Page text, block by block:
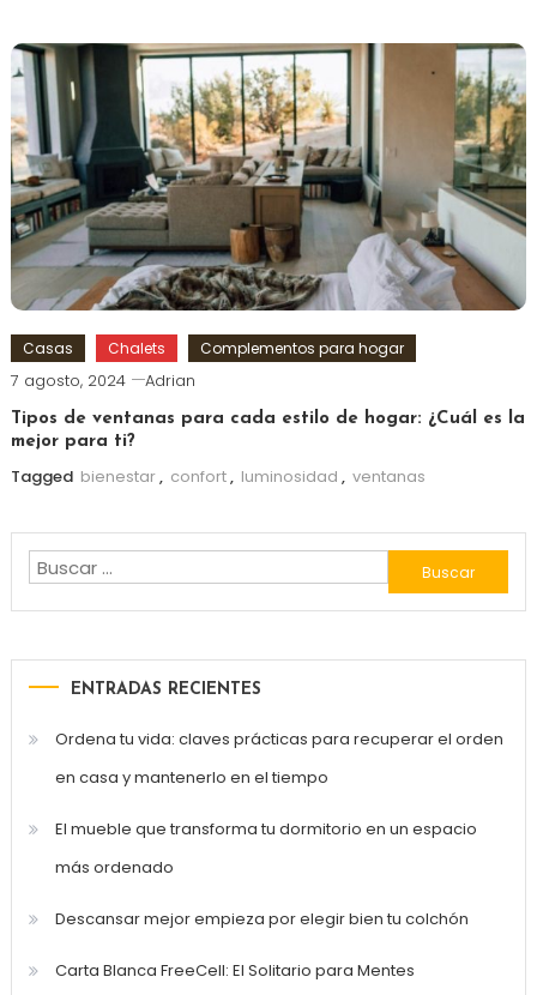
Casas Chalets Complementos para hogar
7 agosto, 2024 Adrian
Tipos de ventanas para cada estilo de hogar: ¿Cuál es la
mejor para ti?
Tagged bienestar, confort, luminosidad , ventanas
Buscar:
ENTRADAS RECIENTES
Ordena tu vida: claves prácticas para recuperar el orden
en casa y mantenerlo en el tiempo
El mueble que transforma tu dormitorio en un espacio
más ordenado
Descansar mejor empieza por elegir bien tu colchón
Carta Blanca FreeCell: El Solitario para Mentes